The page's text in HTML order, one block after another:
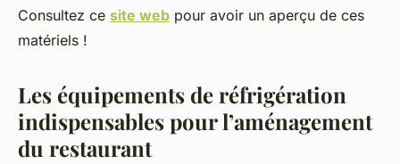
Consultez ce site web pour avoir un aperçu de ces
matériels !
Les équipements de réfrigération
indispensables pour l’aménagement
du restaurant